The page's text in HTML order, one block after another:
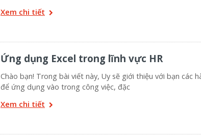
Xem chi tiết
Ứng dụng Excel trong lĩnh vực HR
Chào bạn! Trong bài viết này, Uy sẽ giới thiệu với bạn các
để ứng dụng vào trong công việc, đặc
Xem chi tiết